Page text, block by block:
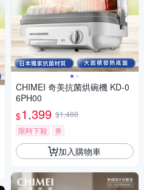
CHIMEI 奇美抗菌烘碗機 KD-0
6PH00
$1,399 $1,488
限時下殺
券
加入購物車